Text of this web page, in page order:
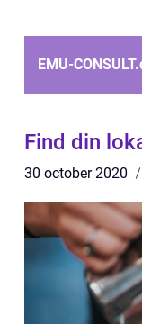
EMU-CONSULT.
Find din
30 october 2020